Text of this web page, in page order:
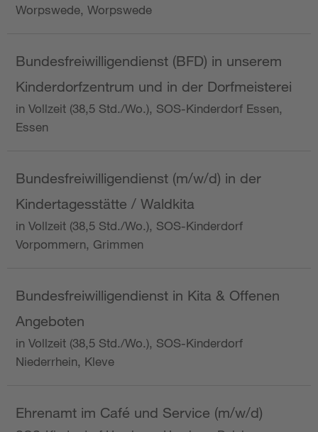
Worpswede, Worpswede
Bundesfreiwilligendienst (BFD) in unserem
Kinderdorfzentrum und in der Dorfmeisterei
in Vollzeit (38,5 Std./Wo.), SOS-Kinderdorf Essen,
Essen
Bundesfreiwilligendienst (m/w/d) in der
Kindertagesstätte / Waldkita
in Vollzeit (38,5 Std./Wo.), SOS-Kinderdorf
Vorpommern, Grimmen
Bundesfreiwilligendienst in Kita & Offenen
Angeboten
in Vollzeit (38,5 Std./Wo.), SOS-Kinderdorf
Niederrhein, Kleve
Ehrenamt im Café und Service (m/w/d)